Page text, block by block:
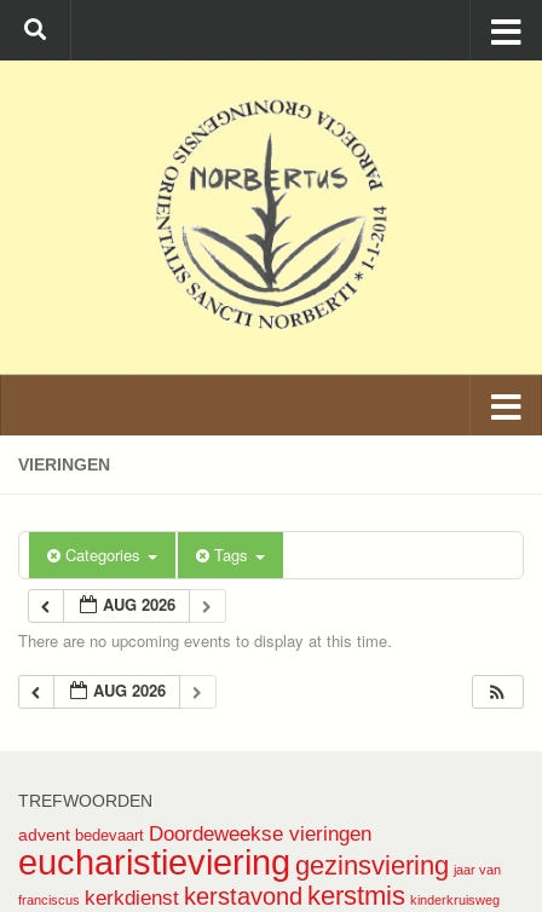
Ga naar de inhoud
VIERINGEN
Categories Tags
AUG 2026
There are no upcoming events to display at this time.
AUG 2026
TREFWOORDEN
advent bedevaart Doordeweekse vieringen
eucharistieviering gezinsviering jaar van
franciscus kerkdienst kerstavond kerstmis kinderkruisweg